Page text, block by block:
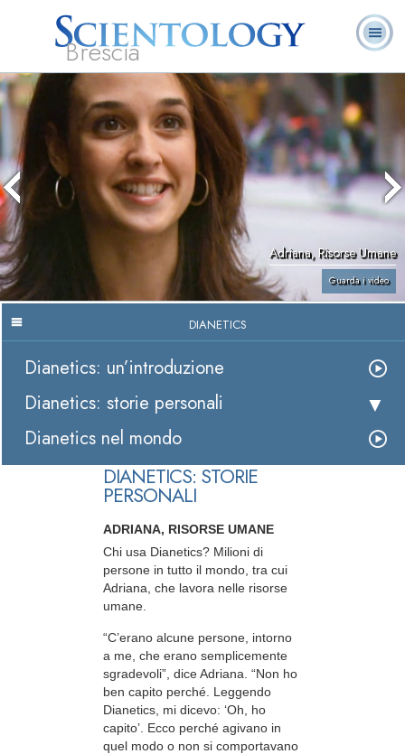
Brescia
L. Ron Hubbard:
Fondatore
Che cos’è
Scientology?
Ministri
Volontari
Domande
ricorrenti
Adriana, Risorse Umane
Guarda i video
DIANETICS
Dianetics: un’introduzione
Dianetics: storie personali
Dianetics nel mondo
DIANETICS: STORIE
PERSONALI
ADRIANA, RISORSE UMANE
Chi usa Dianetics? Milioni di
persone in tutto il mondo, tra cui
Adriana, che lavora nelle risorse
umane.
“C’erano alcune persone, intorno
a me, che erano semplicemente
sgradevoli”, dice Adriana. “Non ho
ben capito perché. Leggendo
Dianetics, mi dicevo: ‘Oh, ho
capito’. Ecco perché agivano in
quel modo o non si comportavano